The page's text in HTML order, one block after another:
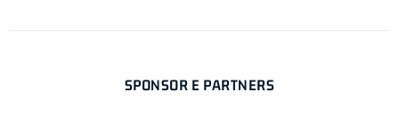
SPONSOR E PARTNERS